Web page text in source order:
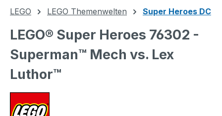
LEGO LEGO Themenwelten Super Heroes DC
LEGO® Super Heroes 76302 -
Superman™ Mech vs. Lex
Luthor™